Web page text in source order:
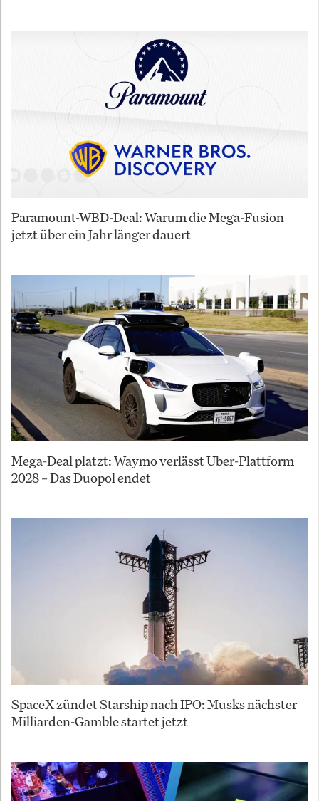
Paramount-WBD-Deal: Warum die Mega-Fusion
jetzt über ein Jahr länger dauert
Mega-Deal platzt: Waymo verlässt Uber-Plattform
2028 – Das Duopol endet
SpaceX zündet Starship nach IPO: Musks nächster
Milliarden-Gamble startet jetzt